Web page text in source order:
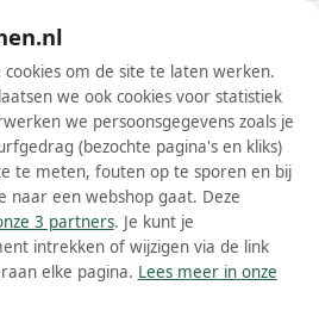
Wis filters Alle filters
om de site te laten werken.
we ook cookies voor statistiek
we persoonsgegevens zoals je
(bezochte pagina's en kliks)
te meten, fouten op te sporen en bij
naar een webshop gaat. Deze
3 partners. Je kunt je
intrekken of wijzigen via de link
elke pagina. Lees meer in onze